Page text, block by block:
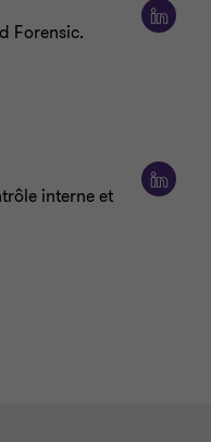
Forensic.
interne et